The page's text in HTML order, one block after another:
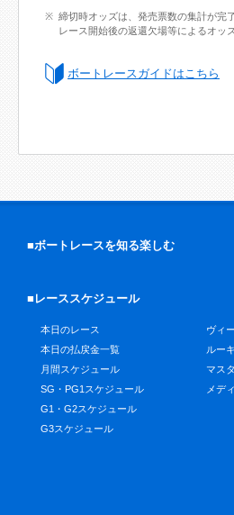
締切時オッズは、発売票数の集計が完
レース開始後の返還欠場等によるオッ
ボートレースガイドはこちら
■ボートレースを知る楽しむ
■レーススケジュール
本日のレース
本日の払戻金一覧
月間スケジュール
SG・PG1スケジュール
G1・G2スケジュール
G3スケジュール
ヴィ
ルー
マス
メデ